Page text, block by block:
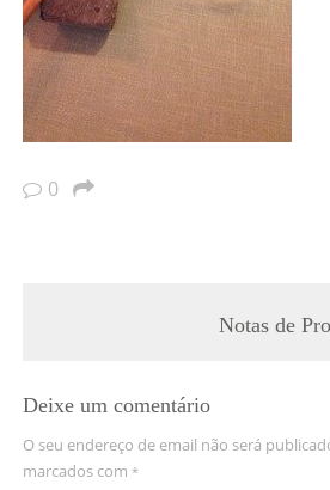
0
Notas de
Deixe um comentário
O seu endereço de email não será
marcados com *